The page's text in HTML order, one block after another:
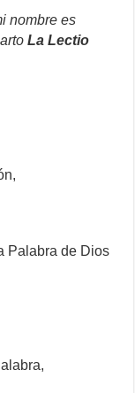
nombre es
La Lectio
Palabra de Dios